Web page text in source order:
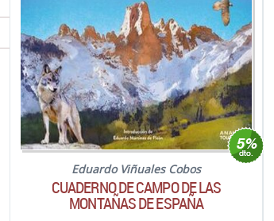
Eduardo Viñuales Cobos
CUADERNO DE CAMPO DE LAS
MONTAÑAS DE ESPAÑA